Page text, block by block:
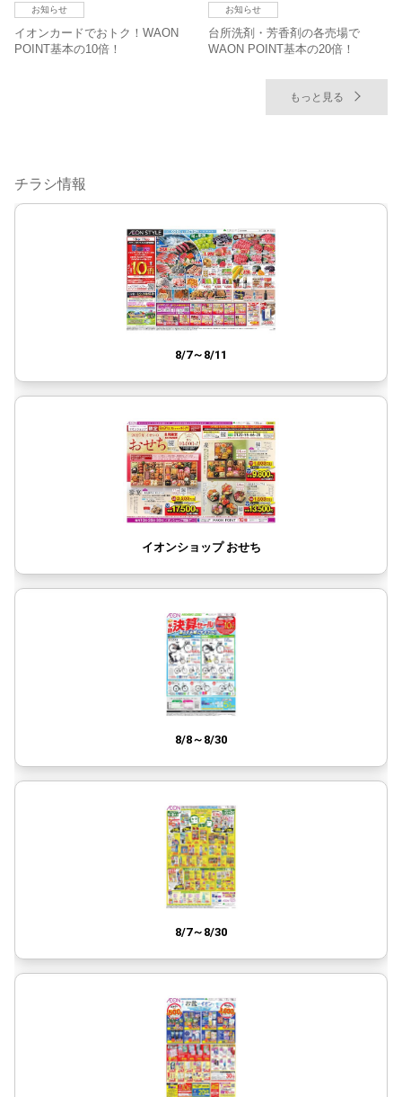
お知らせ
イオンカードでおトク！WAON
POINT基本の10倍！
お知らせ
台所洗剤・芳香剤の各売場で
WAON POINT基本の20倍！
もっと見る
チラシ情報